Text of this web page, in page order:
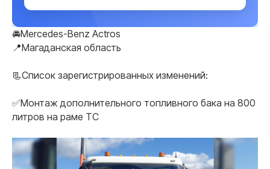
🚘Mercedes-Benz Actros
📍Магаданская область
📃Список зарегистрированных изменений:
✅Монтаж дополнительного топливного бака на 800
литров на раме ТС